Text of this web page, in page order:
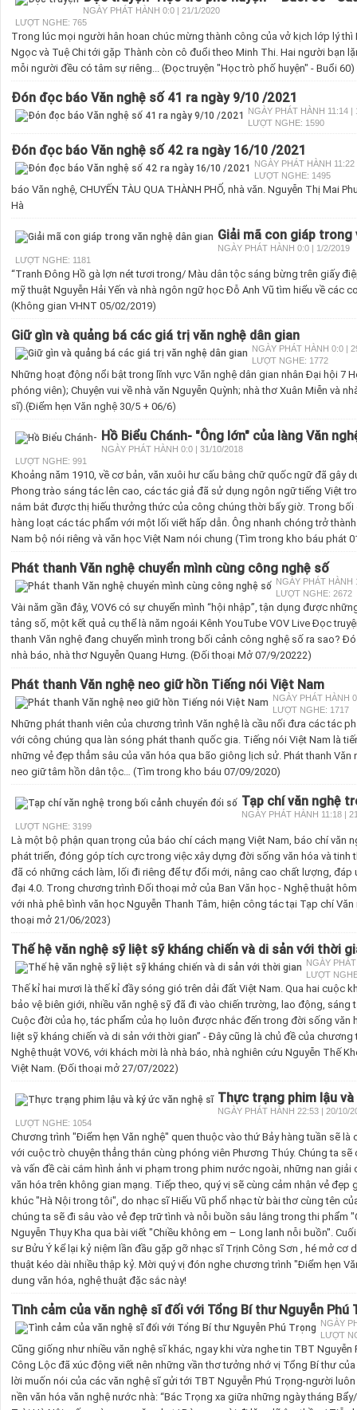
NGÀY PHÁT HÀNH 0:0 | 21/1/2020
LƯỢT NGHE: 765
Trong lúc mọi người hân hoan chúc mừng thành công của vở kịch lớp lý thì
Ngọc và Tuệ Chi tới gặp Thành còn cô đuổi theo Minh Thi. Hai người bạn
mỗi người đều có tâm sự riêng... (Đọc truyện "Học trò phố huyện" - Buổi 60)
Đón đọc báo Văn nghệ số 41 ra ngày 9/10 /2021
NGÀY PHÁT HÀNH 11:14 |
LƯỢT NGHE: 1590
Đón đọc báo Văn nghệ số 42 ra ngày 16/10 /2021
NGÀY PHÁT HÀNH
LƯỢT NGHE: 1495
báo Văn nghệ, CHUYẾN TÀU QUA THÀNH PHỐ, nhà văn. Nguyễn Thị Mai
Hà
Giải mã con giáp trong
NGÀY PHÁT HÀNH 0:0 | 1/2/2019
LƯỢT NGHE: 1181
“Tranh Đông Hồ gà lợn nét tươi trong/ Màu dân tộc sáng bừng trên giấy
mỹ thuật Nguyễn Hải Yến và nhà ngôn ngữ học Đỗ Anh Vũ tìm hiểu về các
(Không gian VHNT 05/02/2019)
Giữ gìn và quảng bá các giá trị văn nghệ dân gian
NGÀY PHÁT HÀNH 0:0 |
LƯỢT NGHE: 1772
Những hoạt động nổi bật trong lĩnh vực Văn nghệ dân gian nhân Đại hội 7
phóng viên); Chuyện vui về nhà văn Nguyễn Quỳnh; nhà thơ Xuân Miễn và
sĩ).(Điểm hẹn Văn nghệ 30/5 + 06/6)
Hồ Biểu Chánh- "Ông lớn" của làng Văn
NGÀY PHÁT HÀNH 0:0 | 31/10/2018
LƯỢT NGHE: 991
Khoảng năm 1910, về cơ bản, văn xuôi hư cấu bằng chữ quốc ngữ đã gây
Phong trào sáng tác lên cao, các tác giả đã sử dụng ngôn ngữ tiếng Việt
nắm bắt được thị hiếu thưởng thức của công chúng thời bấy giờ. Trong bối
hàng loạt các tác phẩm với một lối viết hấp dẫn. Ông nhanh chóng trở
Nam bộ nói riêng và văn học Việt Nam nói chung (Tìm trong kho báu phát
Phát thanh Văn nghệ chuyển mình cùng công nghệ số
NGÀY PHÁT HÀNH
LƯỢT NGHE: 2672
Vài năm gần đây, VOV6 có sự chuyển mình “hội nhập”, tận dụng được
tảng số, một kết quả cụ thể là năm ngoái Kênh YouTube VOV Live Đọc
thanh Văn nghệ đang chuyển mình trong bối cảnh công nghệ số ra sao?
nhà báo, nhà thơ Nguyễn Quang Hưng. (Đối thoại Mở 07/9/20222)
Phát thanh Văn nghệ neo giữ hồn Tiếng nói Việt Nam
NGÀY PHÁT HÀNH
LƯỢT NGHE: 1717
Những phát thanh viên của chương trình Văn nghệ là cầu nối đưa các tác
với công chúng qua làn sóng phát thanh quốc gia. Tiếng nói Việt Nam là
những vẻ đẹp thẳm sâu của văn hóa qua bão giông lịch sử. Phát thanh
neo giữ tâm hồn dân tộc… (Tìm trong kho báu 07/09/2020)
Tạp chí văn nghệ
NGÀY PHÁT HÀNH 11:18 |
LƯỢT NGHE: 3199
Là một bộ phận quan trọng của báo chí cách mạng Việt Nam, báo chí văn
phát triển, đóng góp tích cực trong việc xây dựng đời sống văn hóa và tinh
đã có những cách làm, lối đi riêng để tự đổi mới, nâng cao chất lượng,
đại 4.0. Trong chương trình Đối thoại mở của Ban Văn học - Nghệ thuật
với nhà phê bình văn học Nguyễn Thanh Tâm, hiện công tác tại Tạp chí
thoại mở 21/06/2023)
Thế hệ văn nghệ sỹ liệt sỹ kháng chiến và di sản với thời
NGÀY
LƯỢT
Thế kỉ hai mươi là thế kỉ đầy sóng gió trên dải đất Việt Nam. Qua hai cuộc
bảo vệ biên giới, nhiều văn nghệ sỹ đã đi vào chiến trường, lao động, sáng
Cuộc đời của họ, tác phẩm của họ luôn được nhắc đến trong đời sống văn
liệt sỹ kháng chiến và di sản với thời gian” - Đây cũng là chủ đề của
Nghệ thuật VOV6, với khách mời là nhà báo, nhà nghiên cứu Nguyễn Thế
Việt Nam. (Đối thoại mở 27/07/2022)
Thực trạng phim lậu
NGÀY PHÁT HÀNH 22:53 | 20/10/
LƯỢT NGHE: 1054
Chương trình "Điểm hẹn Văn nghệ" quen thuộc vào thứ Bảy hàng tuần sẽ là
với cuộc trò chuyện thẳng thắn cùng phóng viên Phương Thúy. Chúng ta
và vấn đề cài cắm hình ảnh vi phạm trong phim nước ngoài, những nan
văn hóa trên không gian mạng. Tiếp theo, quý vị sẽ cùng cảm nhận vẻ đẹp
khúc "Hà Nội trong tôi", do nhạc sĩ Hiếu Vũ phổ nhạc từ bài thơ cùng tên
chúng ta sẽ đi sâu vào vẻ đẹp trữ tình và nỗi buồn sâu lắng trong thi phẩm
Nguyễn Thụy Kha qua bài viết "Chiều không em – Long lanh nỗi buồn".
sư Bửu Ý kể lại kỷ niệm lần đầu gặp gỡ nhạc sĩ Trịnh Công Sơn , hé mở cơ
thuật kéo dài nhiều thập kỷ. Mời quý vị đón nghe chương trình "Điểm hẹn
dung văn hóa, nghệ thuật đặc sắc này!
Tình cảm của văn nghệ sĩ đối với Tổng Bí thư Nguyễn Phú
NGÀY
LƯỢT
Cũng giống như nhiều văn nghệ sĩ khác, ngay khi vừa nghe tin TBT
Công Lộc đã xúc động viết nên những vần thơ tưởng nhớ vị Tổng Bí thư
lời muốn nói của các văn nghệ sĩ gửi tới TBT Nguyễn Phú Trọng-người
nền văn hóa văn nghệ nước nhà: “Bác Trọng xa giữa những ngày tháng